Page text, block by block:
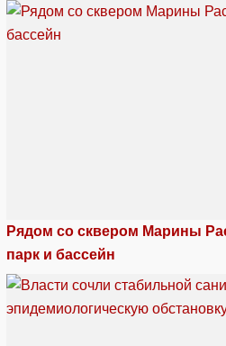
Рядом со сквером Марины
парк и бассейн